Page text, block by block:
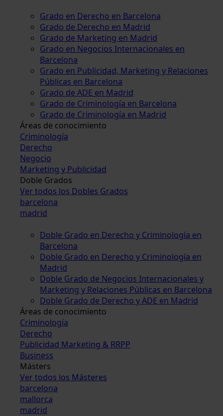
Grado en Derecho en Barcelona
Grado de Derecho en Madrid
Grado de Marketing en Madrid
Grado en Negocios Internacionales en
Barcelona
Grado en Publicidad, Marketing y Relaciones
Públicas en Barcelona
Grado de ADE en Madrid
Grado de Criminología en Barcelona
Grado de Criminología en Madrid
Áreas de conocimiento
Criminología
Derecho
Negocio
Marketing y Publicidad
Doble Grados
Ver todos los Dobles Grados
barcelona
madrid
Doble Grado en Derecho y Criminología en
Barcelona
Doble Grado en Derecho y Criminología en
Madrid
Doble Grado de Negocios Internacionales y
Marketing y Relaciones Públicas en Barcelona
Doble Grado de Derecho y ADE en Madrid
Áreas de conocimiento
Criminología
Derecho
Publicidad Marketing & RRPP
Business
Másters
Ver todos los Másteres
barcelona
mallorca
madrid